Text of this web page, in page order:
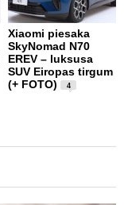
Xiaomi piesaka
SkyNomad N70
EREV – luksusa
SUV Eiropas tirgum
(+ FOTO)
4